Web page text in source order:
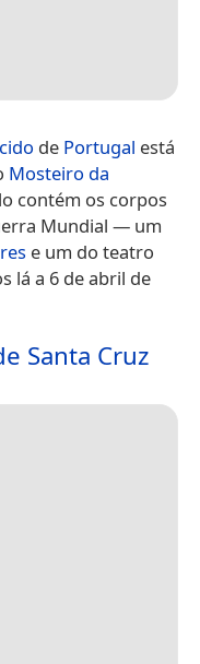
de Portugal está
Mosteiro da
contém os corpos
Mundial — um
e um do teatro
lá a 6 de abril de
Santa Cruz